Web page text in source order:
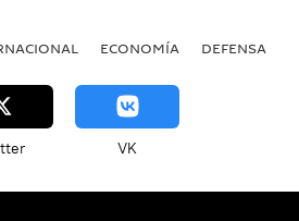
ECONOMÍA DEFENSA
VK